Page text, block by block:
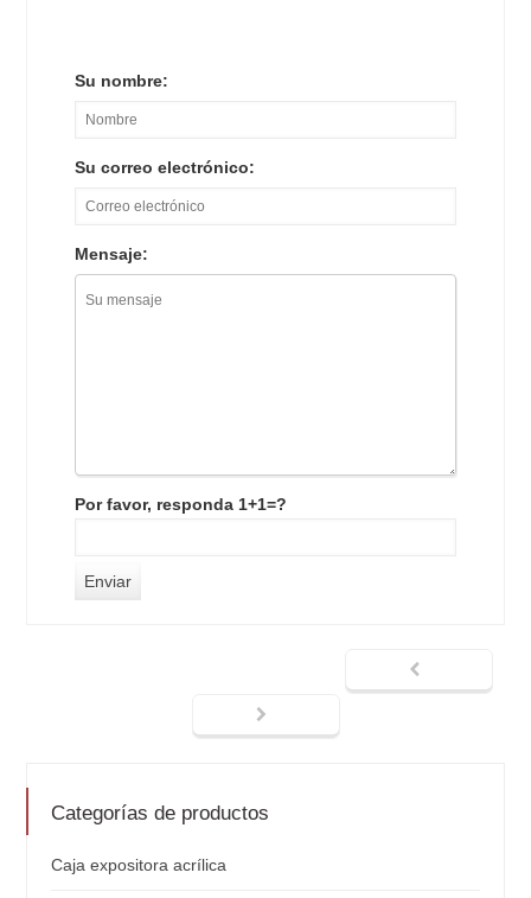
Su nombre:
Su correo electrónico:
Mensaje:
Por favor, responda 1+1=?
Categorías de productos
Caja expositora acrílica